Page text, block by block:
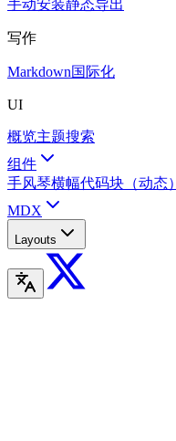
手动安装静态导出
写作
Markdown国际化
UI
概览主题搜索
组件
手风琴横幅代码块（动态）
MDX
Layouts